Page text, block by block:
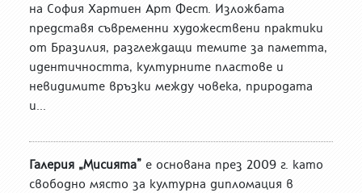
на София Хартиен Арт Фест. Изложбата
представя съвременни художествени практики
от Бразилия, разглеждащи темите за паметта,
идентичността, културните пластове и
невидимите връзки между човека, природата
и...
Галерия „Мисията” е основана през 2009 г. като
свободно място за културна дипломация в